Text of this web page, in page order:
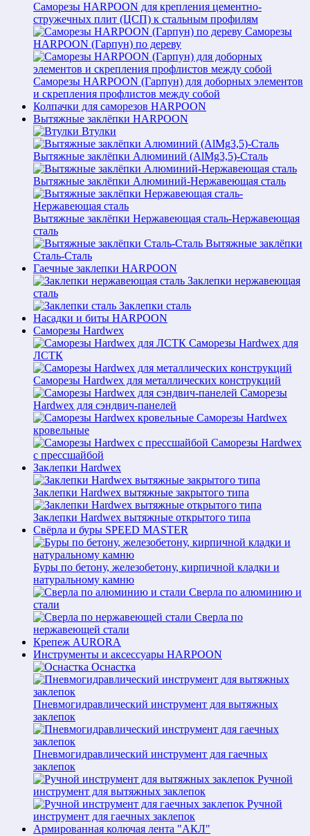
Саморезы HARPOON для крепления цементно-
стружечных плит (ЦСП) к стальным профилям
Саморезы
HARPOON (Гарпун) по дереву
Саморезы HARPOON (Гарпун) для доборных элементов
и скрепления профлистов между собой
Колпачки для саморезов HARPOON
Вытяжные заклёпки HARPOON
Втулки
Вытяжные заклёпки Алюминий (AlMg3,5)-Сталь
Вытяжные заклёпки Алюминий-Нержавеющая сталь
Вытяжные заклёпки Нержавеющая сталь-Нержавеющая
сталь
Вытяжные заклёпки
Сталь-Сталь
Гаечные заклепки HARPOON
Заклепки нержавеющая
сталь
Заклепки сталь
Насадки и биты HARPOON
Саморезы Hardwex
Саморезы Hardwex для
ЛСТК
Саморезы Hardwex для металлических конструкций
Саморезы
Hardwex для сэндвич-панелей
Саморезы Hardwex
кровельные
Саморезы Hardwex
с прессшайбой
Заклепки Hardwex
Заклепки Hardwex вытяжные закрытого типа
Заклепки Hardwex вытяжные открытого типа
Свёрла и буры SPEED MASTER
Буры по бетону, железобетону, кирпичной кладки и
натуральному камню
Сверла по алюминию и
стали
Сверла по
нержавеющей стали
Крепеж AURORA
Инструменты и аксессуары HARPOON
Оснастка
Пневмогидравлический инструмент для вытяжных
заклепок
Пневмогидравлический инструмент для гаечных
заклепок
Ручной
инструмент для вытяжных заклепок
Ручной
инструмент для гаечных заклепок
Армированная колючая лента "АКЛ"